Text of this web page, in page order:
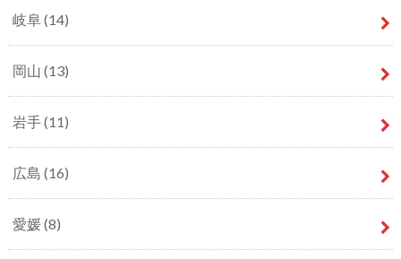
岐阜(14)
岡山 (13)
岩手(11)
広島 (16)
愛媛(8)